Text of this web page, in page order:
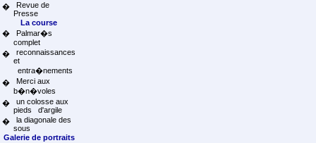
�
Revue de
Presse
La course
�
Palmar�s
complet
�
reconnaissances
et
entra�nements
�
Merci aux
b�n�voles
�
un colosse aux
pieds d'argile
�
la diagonale des
sous
Galerie de portraits